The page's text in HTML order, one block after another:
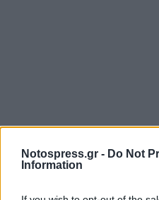
Notospress.gr - Do Not
Information